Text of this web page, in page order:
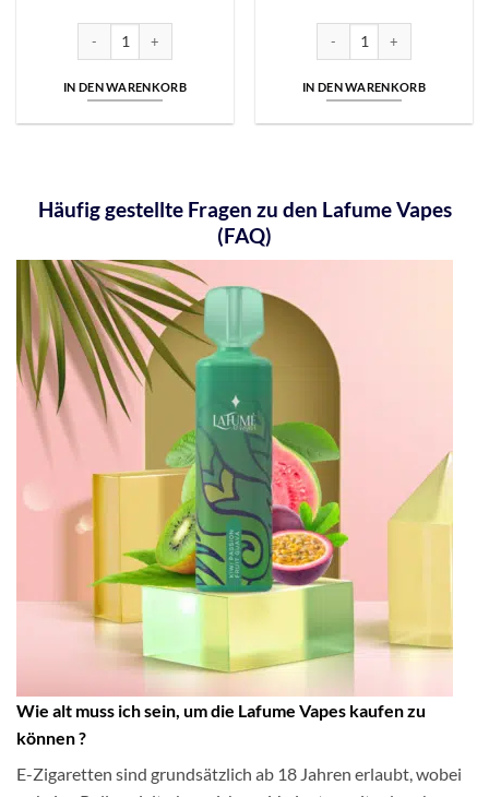
Lafume Aurora | E-Zigarette | Lemon | 20mg/ml Menge
IN DEN WARENKORB
Lafume Aurora | E-Zigarette
IN DEN WARENKORB
| 20mg/ml Menge
Häufig gestellte Fragen zu den Lafume Vapes
(FAQ)
Wie alt muss ich sein, um die Lafume Vapes kaufen zu
können ?
E-Zigaretten sind grundsätzlich ab 18 Jahren erlaubt, wobei